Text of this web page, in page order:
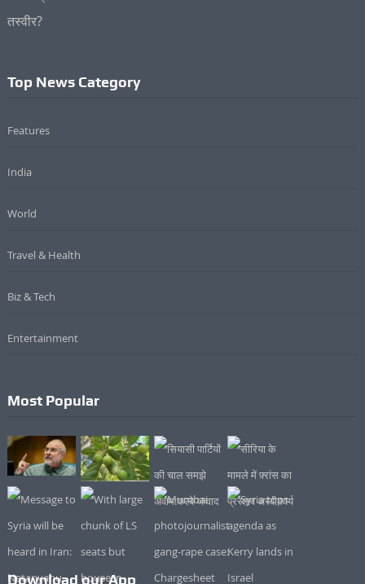
Top News Category
Features
India
World
Travel & Health
Biz & Tech
Entertainment
Most Popular
Download our App